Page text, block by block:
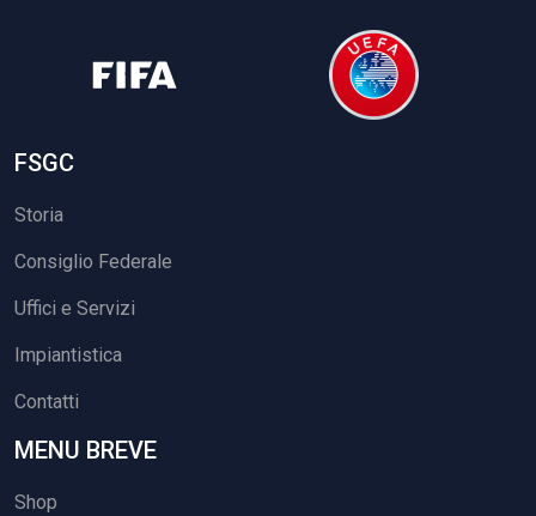
FSGC
Storia
Consiglio Federale
Uffici e Servizi
Impiantistica
Contatti
MENU BREVE
Shop